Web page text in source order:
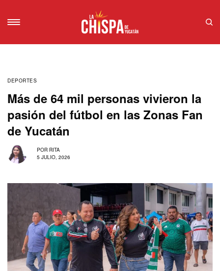
DEPORTES
Más de 64 mil personas vivieron la
pasión del fútbol en las Zonas Fan
de Yucatán
POR RITA
5 JULIO, 2026